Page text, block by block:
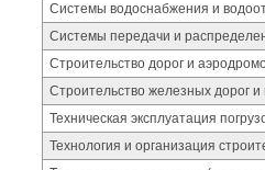
Системы водоснабжения и
Системы передачи и
Строительство дорог и
Строительство железных дорог и
Техническая эксплуатация
Технология и организация